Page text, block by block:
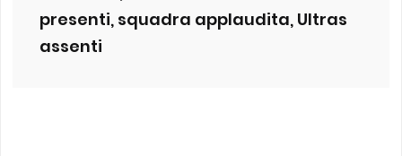
presenti, squadra applaudita, Ultras
assenti